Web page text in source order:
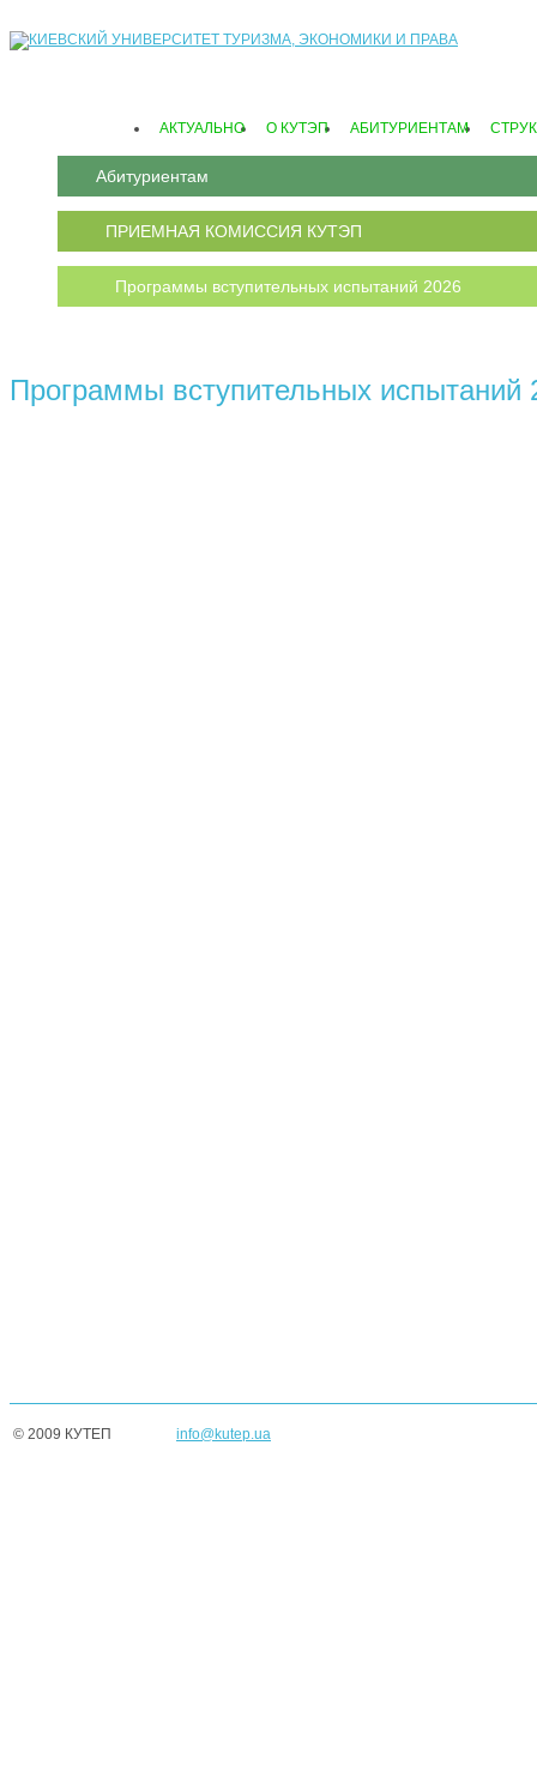
АКТУАЛЬНО О КУТЭП АБИТУРИЕНТАМ
Абитуриентам
ПРИЕМНАЯ КОМИССИЯ КУТЭП
Программы вступительных испытаний 2026
Программы вступительных испытаний
© 2009 КУТЕП info@kutep.ua